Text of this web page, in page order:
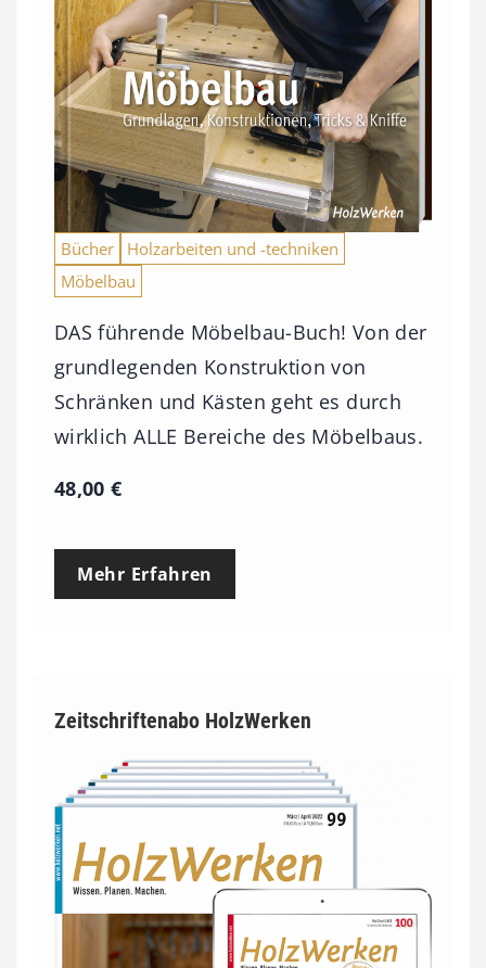
Bücher
Holzarbeiten und -techniken
Möbelbau
DAS führende Möbelbau-Buch! Von der
grundlegenden Konstruktion von
Schränken und Kästen geht es durch
wirklich ALLE Bereiche des Möbelbaus.
48,00€
Mehr Erfahren
Zeitschriftenabo HolzWerken